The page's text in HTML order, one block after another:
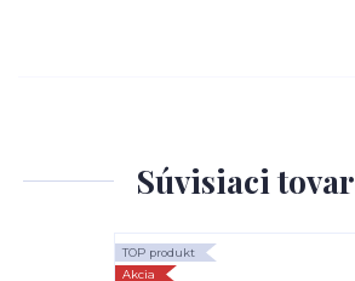
Súvisiaci tovar
TOP produkt
Akcia